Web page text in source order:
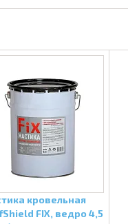
кровельная
FIX, ведро 4,5